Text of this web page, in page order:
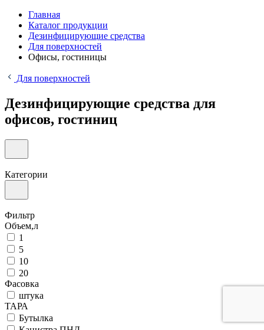
Главная
Каталог продукции
Дезинфицирующие средства
Для поверхностей
Офисы, гостиницы
Для поверхностей
Дезинфицирующие средства для
офисов, гостиниц
Категории
Фильтр
Объем,л
1
5
10
20
Фасовка
штука
ТАРА
Бутылка